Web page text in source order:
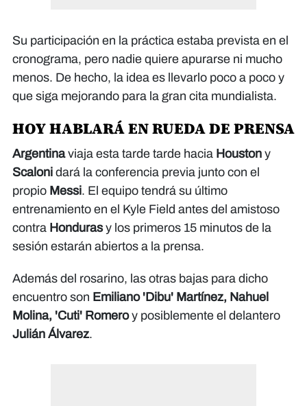
Su participación en la práctica estaba prevista en el
cronograma, pero nadie quiere apurarse ni mucho
menos. De hecho, la idea es llevarlo poco a poco y
que siga mejorando para la gran cita mundialista.
HOY HABLARÁ EN RUEDA DE PRENSA
Argentinaviaja esta tarde tarde hacia Houston y
Scaloni dará la conferencia previa junto con el
propio Messi. El equipo tendrá su último
entrenamiento en el Kyle Field antes del amistoso
contra Hondurasy los primeros 15 minutos de la
sesión estarán abiertos a la prensa.
Además del rosarino, las otras bajas para dicho
encuentro son Emiliano 'Dibu' Martínez, Nahuel
Molina, 'Cuti' Romeroy posiblemente el delantero
Julián Álvarez.